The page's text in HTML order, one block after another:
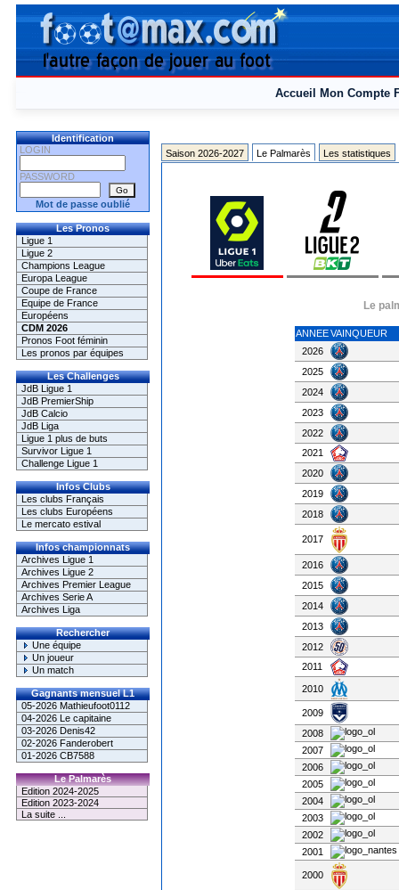
Accueil Mon Compte
Identification
LOGIN
PASSWORD
Mot de passe oublié
Les Pronos
Ligue 1
Ligue 2
Champions League
Europa League
Coupe de France
Equipe de France
Européens
CDM 2026
Pronos Foot féminin
Les pronos par équipes
Les Challenges
JdB Ligue 1
JdB PremierShip
JdB Calcio
JdB Liga
Ligue 1 plus de buts
Survivor Ligue 1
Challenge Ligue 1
Infos Clubs
Les clubs Français
Les clubs Européens
Le mercato estival
Infos championnats
Archives Ligue 1
Archives Ligue 2
Archives Premier League
Archives Serie A
Archives Liga
Rechercher
Une équipe
Un joueur
Un match
Gagnants mensuel L1
05-2026 Mathieufoot0112
04-2026 Le capitaine
03-2026 Denis42
02-2026 Fanderobert
01-2026 CB7588
Le Palmarès
Edition 2024-2025
Edition 2023-2024
La suite ...
Saison 2026-2027 Le Palmarès Les statistiques
Le
ANNEEVAINQUEUR
2026
2025
2024
2023
2022
2021
2020
2019
2018
2017
2016
2015
2014
2013
2012
2011
2010
2009
2008
2007
2006
2005
2004
2003
2002
2001
2000